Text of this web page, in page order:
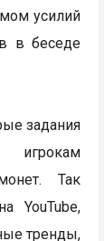
усилий
в беседе
задания
игрокам
Так
YouTube,
тренды,